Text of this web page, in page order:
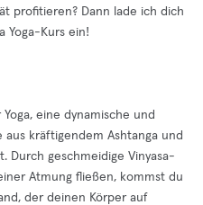
profitieren? Dann lade ich dich
Yoga-Kurs ein!
eine dynamische und
aus kräftigendem Ashtanga und
Durch geschmeidige Vinyasa-
Atmung fließen, kommst du
der deinen Körper auf